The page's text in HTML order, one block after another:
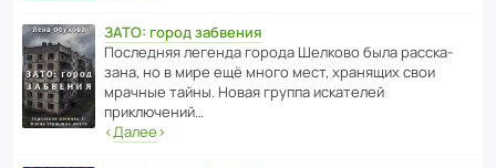
ЗАТО: город забвения
После­дняя легенда города Шелково была расска­
зана, но в мире ещё много мест, хранящих свои
мрачные тайны. Новая группа иска­телей
приключений…
‹Далее›